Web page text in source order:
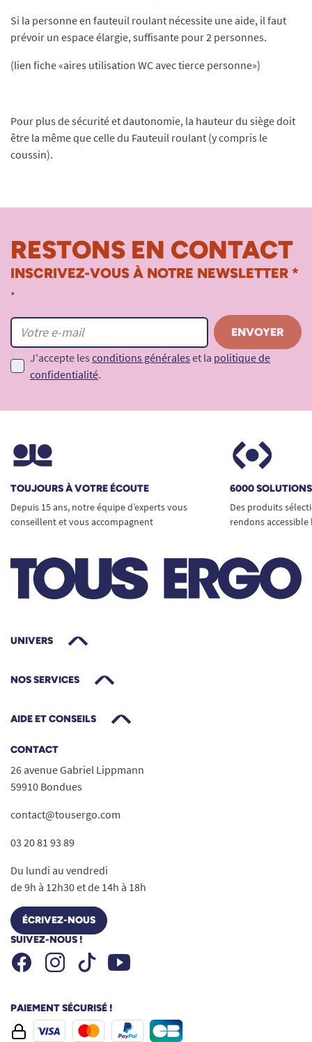
Si la personne en fauteuil roulant nécessite une aide, il faut
prévoir un espace élargie, suffisante pour 2 personnes.
(lien fiche «aires utilisation WC avec tierce personne»)
Pour plus de sécurité et dautonomie, la hauteur du siège doit
être la même que celle du Fauteuil roulant (y compris le
coussin).
RESTONS EN CONTACT
INSCRIVEZ-VOUS À NOTRE NEWSLETTER *
*
J'accepte les conditions générales et la politique de
confidentialité.
TOUJOURS À VOTRE ÉCOUTE
Depuis 15 ans, notre équipe d’experts vous
conseillent et vous accompagnent
6000
Des produits
rendons
UNIVERS
NOS SERVICES
AIDE ET CONSEILS
CONTACT
26 avenue Gabriel Lippmann
59910 Bondues
contact@tousergo.com
03 20 81 93 89
Du lundi au vendredi
de 9h à 12h30 et de 14h à 18h
ÉCRIVEZ-NOUS
SUIVEZ-NOUS !
FacebookInstagramTiktok Youtube
PAIEMENT SÉCURISÉ !